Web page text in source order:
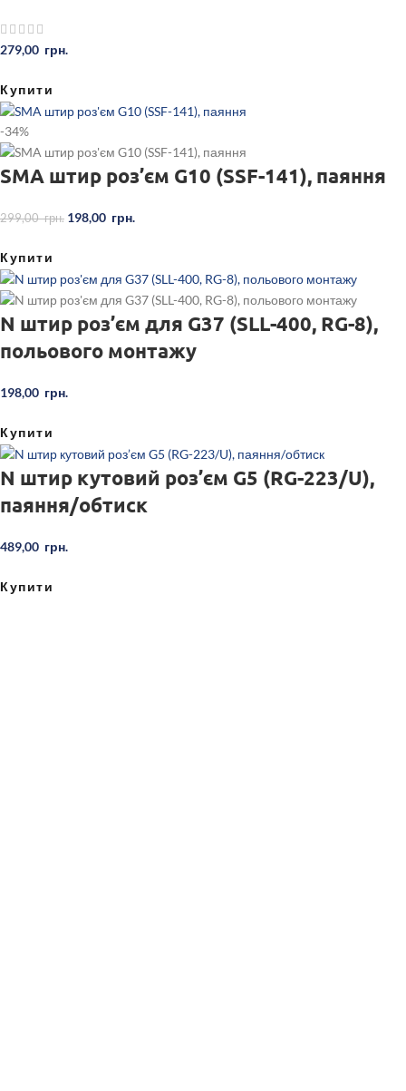
279,00 грн.
Купити
-34%
SMA штир роз’єм G10 (SSF-141), паяння
299,00грн. 198,00 грн.
Купити
N штир роз’єм для G37 (SLL-400, RG-8),
польового монтажу
198,00 грн.
Купити
N штир кутовий роз’єм G5 (RG-223/U),
паяння/обтиск
489,00 грн.
Купити